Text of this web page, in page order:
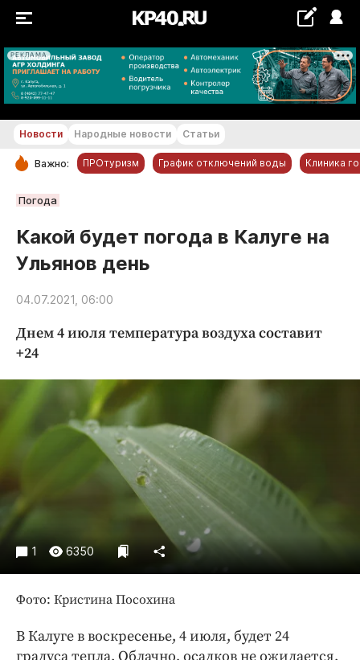
РЕКЛАМА
+20...+21 °С
РУБРИКИ
Обнинск
Новости компаний
Статьи
Народные новости
Благоустройство
Культура
Недвижимость и ЖКХ
Образование
Общество
Блоги
Новости Народные новости Статьи
Важно: ПРОтуризм График отключений воды Клиника
Погода
Какой будет погода в Калуге на
Ульянов день
04.07.2021, 06:00
Днем 4 июля температура воздуха составит
+24
1 6350
Фото: Кристина Посохина
В Калуге в воскресенье, 4 июля, будет 24
градуса тепла. Облачно, осадков не ожидается.